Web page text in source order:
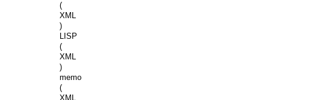
(
XML
)
LISP
(
XML
)
memo
(
XML